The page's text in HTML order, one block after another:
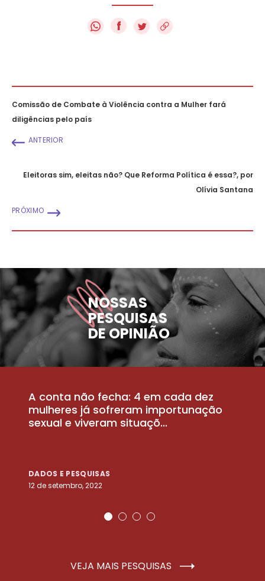
f
Comissão de Combate à Violência contra a Mulher fará
diligências pelo país
ANTERIOR
Eleitoras sim, eleitas não? Que Reforma Política é essa?, por
Olívia Santana
PRÓXIMO
NOSSAS
PESQUISAS
DE OPINIÃO
A conta não fecha: 4 em cada dez
mulheres já sofreram importunação
sexual e viveram situaçõ...
DADOS E PESQUISAS
12 de setembro, 2022
VEJA MAIS PESQUISAS